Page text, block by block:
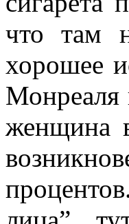
что там
хорошее
Монреаля
женщина